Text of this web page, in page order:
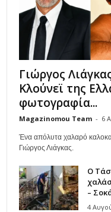
Γιώργος
Κλούνεϊ της
φωτογραφία...
Magazinomou Team - 6
Ένα απόλυτα χαλαρό
Γιώργος Λιάγκας.
Ο
–
4